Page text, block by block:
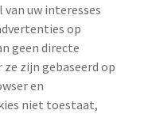
uw interesses
op
geen directe
zijn gebaseerd op
en
niet toestaat,